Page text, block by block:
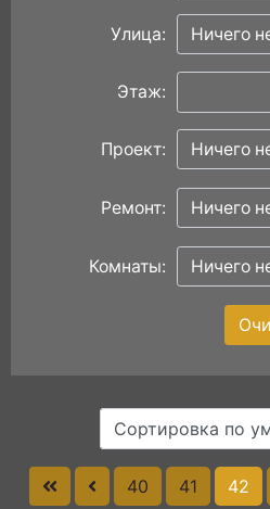
Улица: Ничего
Этаж:
Проект: Ничего
Ремонт: Ничего
Комнаты: Ничего
Сортировка по
40 41 42